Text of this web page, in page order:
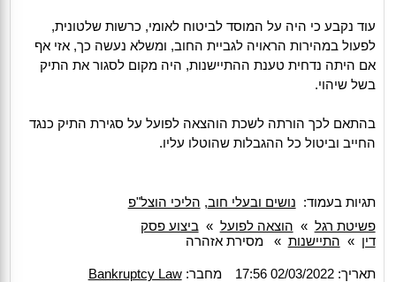
עוד נקבע כי היה על המוסד לביטוח לאומי, כרשות שלטונית,
לפעול במהירות הראויה לגביית החוב, ומשלא נעשה כך, אזי אף
אם היתה נדחית טענת ההתיישנות, היה מקום לסגור את התיק
בשל שיהוי.
בהתאם לכך הורתה לשכת הוהצאה לפועל על סגירת התיק כנגד
החייב וביטול כל ההגבלות שהוטלו עליו.
תגיות בעמוד: נושים ובעלי חוב, הליכי הוצל"פ
פשיטת רגל » הוצאה לפועל »ביצוע פסק
דין » התיישנות »מסירת אזהרה
תאריך: 02/03/2022 17:56 מחבר:Bankruptcy Law